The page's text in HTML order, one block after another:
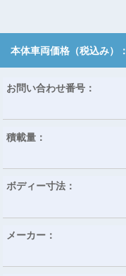
本体車両価格（税込み）：
お問い合わせ番号：
積載量：
ボディー寸法：
メーカー：